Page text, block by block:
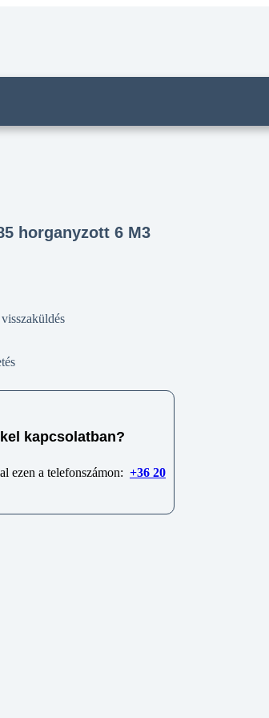
horganyzott 6 M3
kapcsolatban?
ezen a telefonszámon: +36 20